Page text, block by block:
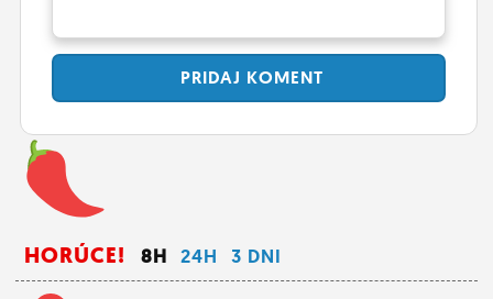
PRIDAJ KOMENT
HORÚCE! 8H 24H 3 DNI